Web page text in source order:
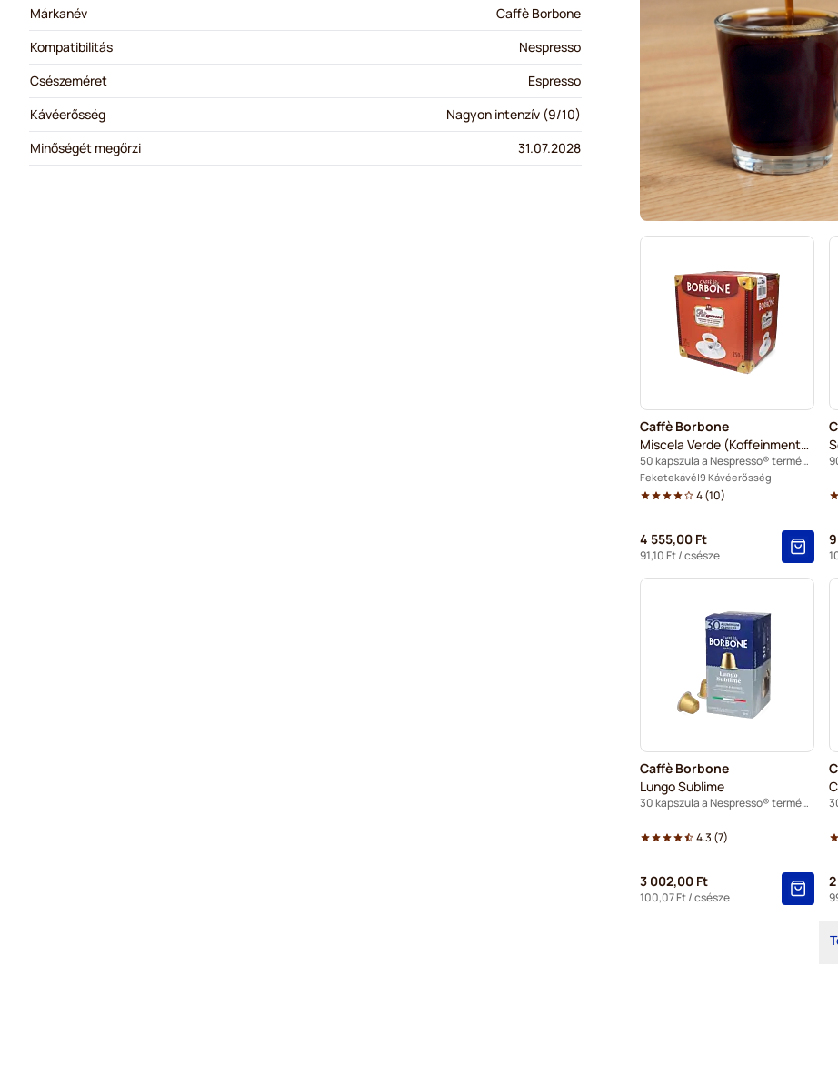
Caffè Borbone
Miscela Verde (Koffeinmentes)
50 kapszula a Nespresso® termékhez
Feketekávé 9 Kávéerősség
4(10)
4 555,00 Ft
91,10 Ft/ csésze
Caffè Borbone
Lungo Sublime
30 kapszula a Nespresso® termékhez
4.3 (7)
3 002,00 Ft
100,07 Ft/ csésze
Márkanév
Caffè Borbone
Kompatibilitás
Nespresso
Csészeméret
Espresso
Kávéerősség
Nagyon intenzív (9/10)
Minőségét megőrzi
31.07.2028